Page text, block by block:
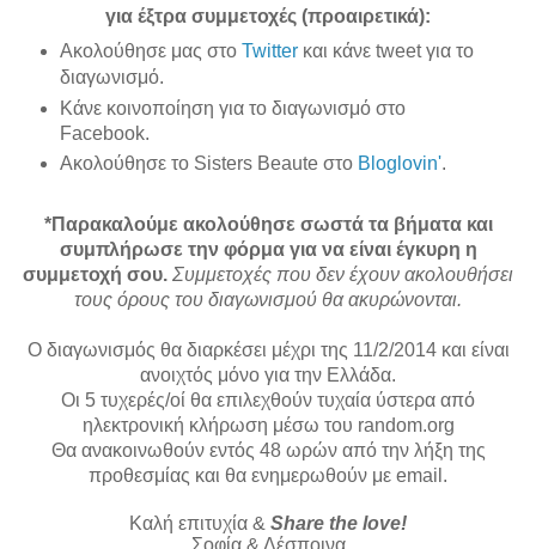
για έξτρα συμμετοχές (προαιρετικά):
Ακολούθησεμας στο Twitterκαι κάνε tweet για το
διαγωνισμό.
Κάνε κοινοποίηση για το διαγωνισμόστο
Facebook.
Ακολούθησετο Sisters Beaute στο Bloglovin'.
*Παρακαλούμε ακολούθησε σωστά τα βήματα και
συμπλήρωσε την φόρμα για να είναι έγκυρη η
συμμετοχή σου. Συμμετοχές που δεν έχουν ακολουθήσει
τους όρους του διαγωνισμού θα ακυρώνονται.
Ο διαγωνισμός θα διαρκέσει μέχρι της 11/2/2014 και είναι
ανοιχτός μόνο για την Ελλάδα.
Οι 5 τυχερές/οί θα επιλεχθούν τυχαία ύστερα από
ηλεκτρονική κλήρωση μέσω του random.org
Θα ανακοινωθούν εντός 48 ωρών από την λήξη της
προθεσμίας και θα ενημερωθούν με email.
Καλή επιτυχία & Share the love!
Σοφία & Δέσποινα